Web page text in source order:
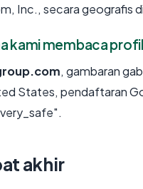
Inc., secara geografis
kami membaca
, gambaran
States, pendaftaran
akhir